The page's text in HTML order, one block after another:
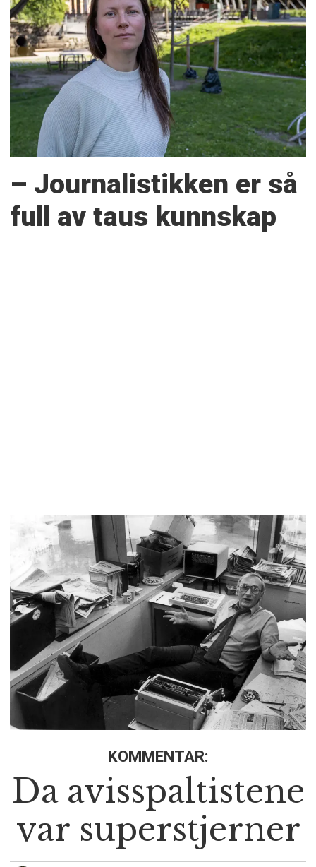
– Journalistikken er så
full av taus kunnskap
KOMMENTAR:
Da avisspaltistene
var superstjerner